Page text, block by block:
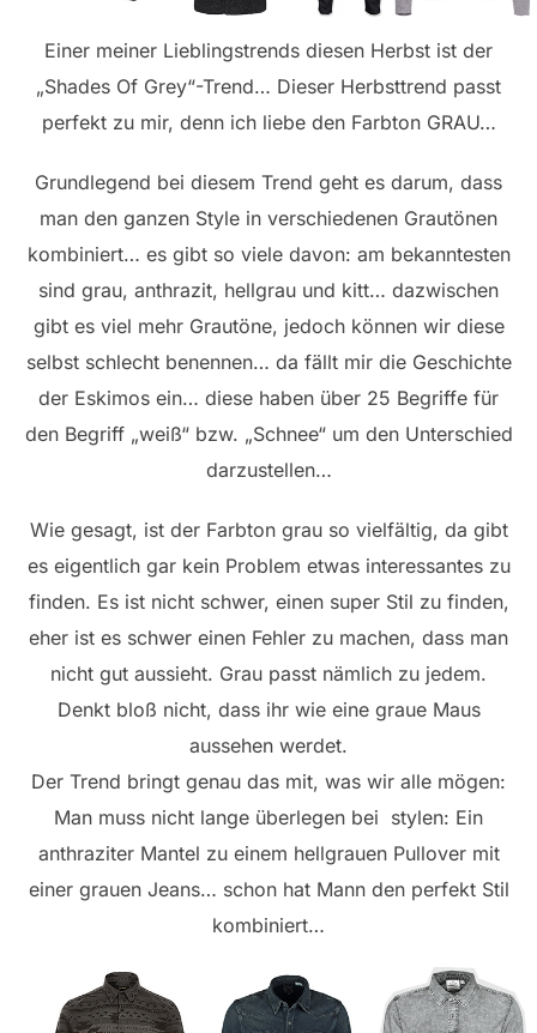
Einer meiner Lieblingstrends diesen Herbst ist der
„Shades Of Grey“-Trend… Dieser Herbsttrend passt
perfekt zu mir, denn ich liebe den Farbton GRAU…
Grundlegend bei diesem Trend geht es darum, dass
man den ganzen Style in verschiedenen Grautönen
kombiniert… es gibt so viele davon: am bekanntesten
sind grau, anthrazit, hellgrau und kitt… dazwischen
gibt es viel mehr Grautöne, jedoch können wir diese
selbst schlecht benennen… da fällt mir die Geschichte
der Eskimos ein… diese haben über 25 Begriffe für
den Begriff „weiß“ bzw. „Schnee“ um den Unterschied
darzustellen…
Wie gesagt, ist der Farbton grau so vielfältig, da gibt
es eigentlich gar kein Problem etwas interessantes zu
finden. Es ist nicht schwer, einen super Stil zu finden,
eher ist es schwer einen Fehler zu machen, dass man
nicht gut aussieht. Grau passt nämlich zu jedem.
Denkt bloß nicht, dass ihr wie eine graue Maus
aussehen werdet.
Der Trend bringt genau das mit, was wir alle mögen:
Man muss nicht lange überlegen bei stylen: Ein
anthraziter Mantel zu einem hellgrauen Pullover mit
einer grauen Jeans… schon hat Mann den perfekt Stil
kombiniert…